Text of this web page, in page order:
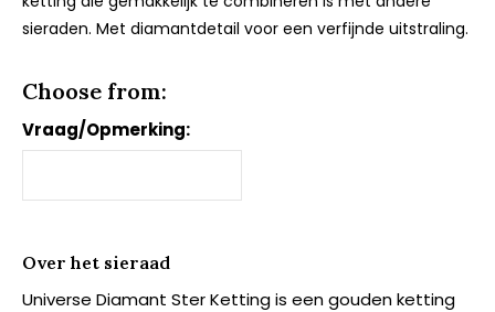
sieraden. Met diamantdetail voor een verfijnde uitstraling.
Choose from:
Vraag/Opmerking:
Over het sieraad
Universe Diamant Ster Ketting is een gouden ketting